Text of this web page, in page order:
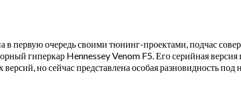
в первую очередь своими тюнинг-проектами, подчас
гиперкар Hennessey Venom F5. Его серийная
версий, но сейчас представлена особая